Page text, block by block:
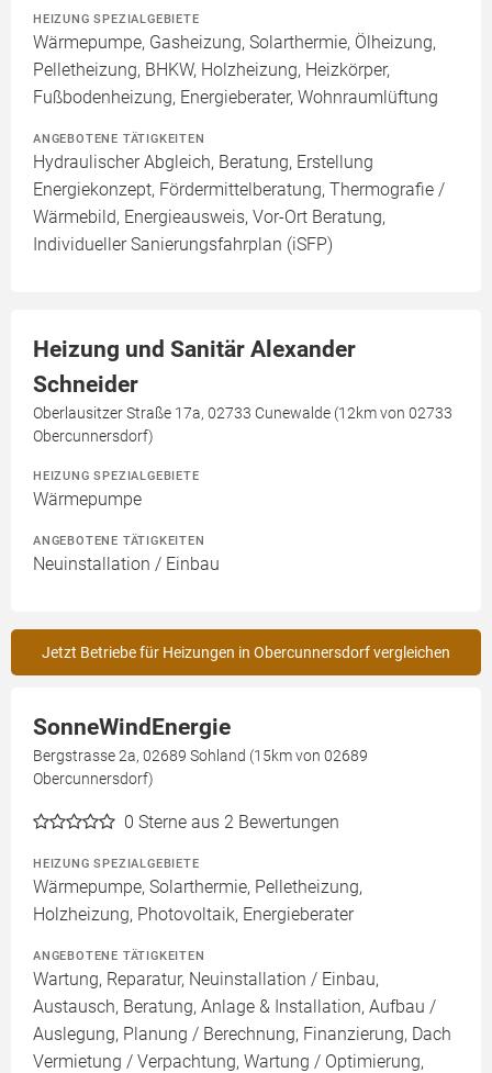
HEIZUNG SPEZIALGEBIETE
Wärmepumpe, Gasheizung, Solarthermie, Ölheizung,
Pelletheizung, BHKW, Holzheizung, Heizkörper,
Fußbodenheizung, Energieberater, Wohnraumlüftung
ANGEBOTENE TÄTIGKEITEN
Hydraulischer Abgleich, Beratung, Erstellung
Energiekonzept, Fördermittelberatung, Thermografie /
Wärmebild, Energieausweis, Vor-Ort Beratung,
Individueller Sanierungsfahrplan (iSFP)
Heizung und Sanitär Alexander
Schneider
Oberlausitzer Straße 17a, 02733 Cunewalde (12km von 02733
Obercunnersdorf)
HEIZUNG SPEZIALGEBIETE
Wärmepumpe
ANGEBOTENE TÄTIGKEITEN
Neuinstallation / Einbau
Jetzt Betriebe für Heizungen in Obercunnersdorf vergleichen
SonneWindEnergie
Bergstrasse 2a, 02689 Sohland (15km von 02689
Obercunnersdorf)
0 Sterne aus 2 Bewertungen
HEIZUNG SPEZIALGEBIETE
Wärmepumpe, Solarthermie, Pelletheizung,
Holzheizung, Photovoltaik, Energieberater
ANGEBOTENE TÄTIGKEITEN
Wartung, Reparatur, Neuinstallation / Einbau,
Austausch, Beratung, Anlage & Installation, Aufbau /
Auslegung, Planung / Berechnung, Finanzierung, Dach
Vermietung / Verpachtung, Wartung / Optimierung,